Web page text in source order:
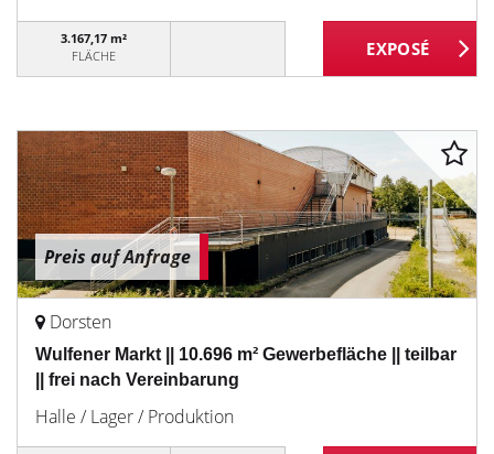
3.167,17 m²
FLÄCHE
Preis auf Anfrage
Dorsten
Wulfener Markt || 10.696 m² Gewerbefläche || teilbar
|| frei nach Vereinbarung
Halle / Lager / Produktion